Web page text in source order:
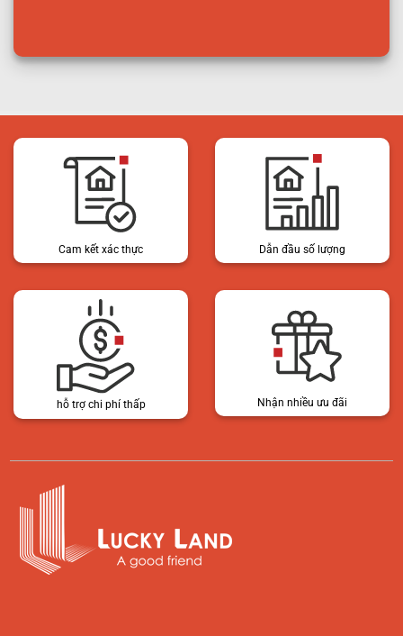
Cam kết xác thực Dẫn đầu số lượng
hỗ trợ chi phí thấp Nhận nhiều ưu đãi